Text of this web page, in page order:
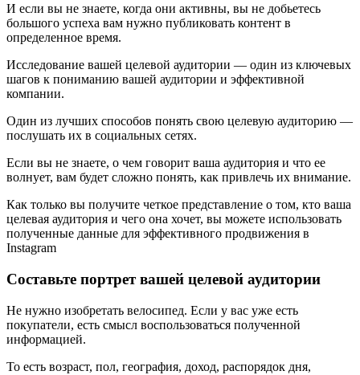
И если вы не знаете, когда они активны, вы не добьетесь
большого успеха вам нужно публиковать контент в
определенное время.
Исследование вашей целевой аудитории — один из ключевых
шагов к пониманию вашей аудитории и эффективной
компании.
Один из лучших способов понять свою целевую аудиторию —
послушать их в социальных сетях.
Если вы не знаете, о чем говорит ваша аудитория и что ее
волнует, вам будет сложно понять, как привлечь их внимание.
Как только вы получите четкое представление о том, кто ваша
целевая аудитория и чего она хочет, вы можете использовать
полученные данные для эффективного продвижения в
Instagram
Составьте портрет вашей целевой аудитории
Не нужно изобретать велосипед. Если у вас уже есть
покупатели, есть смысл воспользоваться полученной
информацией.
То есть возраст, пол, география, доход, распорядок дня,